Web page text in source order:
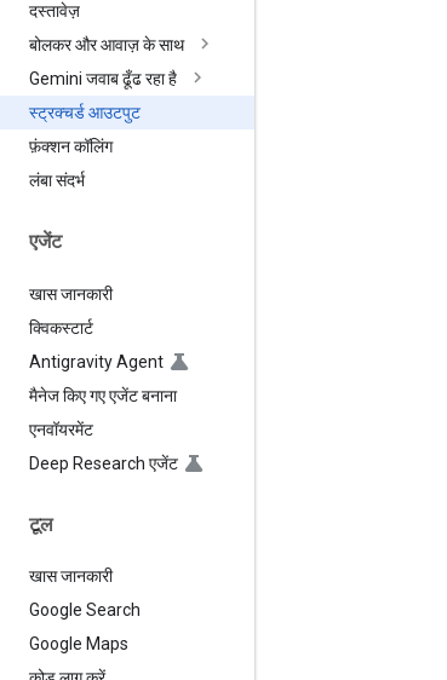
दस्तावेज़
बोलकर और आवाज़ के साथ
Gemini जवाब ढूँढ रहा है
स्ट्रक्चर्ड आउटपुट
फ़ंक्शन कॉलिंग
लंबा संदर्भ
एजेंट
खास जानकारी
क्विकस्टार्ट
Antigravity Agent
मैनेज किए गए एजेंट बनाना
एनवॉयरमेंट
Deep Research एजेंट
टूल
खास जानकारी
Google Search
Google Maps